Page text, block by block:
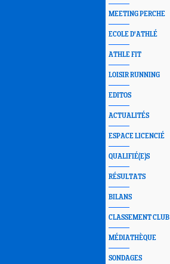
MEETING PERCHE
ECOLE D'ATHLÉ
ATHLE FIT
LOISIR RUNNING
EDITOS
ACTUALITÉS
ESPACE LICENCIÉ
QUALIFIÉ(E)S
RÉSULTATS
BILANS
CLASSEMENT CLUB
MÉDIATHÈQUE
SONDAGES